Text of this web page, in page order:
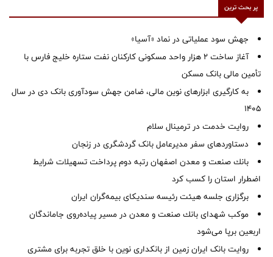
پر بحث ترین
جهش سود عملیاتی در نماد «آسیا»
آغاز ساخت ۲ هزار واحد مسکونی کارکنان نفت ستاره خلیج فارس با
تأمین مالی بانک مسکن
به کارگیری ابزارهای نوین مالی، ضامن جهش سودآوری بانک دی در سال
1405
روایت خدمت در ترمینال سلام
دستاوردهای سفر مدیرعامل بانک گردشگری در زنجان
بانك صنعت و معدن اصفهان رتبه دوم پرداخت تسهیلات شرایط
اضطرار استان را كسب كرد
برگزاری جلسه هیئت رئیسه سندیکای بیمه‌گران ایران
موكب شهدای بانك صنعت و معدن در مسیر پیاده‌روی جاماندگان
اربعین برپا می‌شود
روایت بانک ایران زمین از بانکداری نوین با خلق تجربه برای مشتری